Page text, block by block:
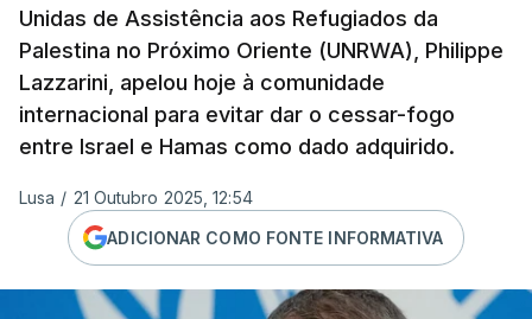
Unidas de Assistência aos Refugiados da
Palestina no Próximo Oriente (UNRWA), Philippe
Lazzarini, apelou hoje à comunidade
internacional para evitar dar o cessar-fogo
entre Israel e Hamas como dado adquirido.
Lusa / 21 Outubro 2025, 12:54
ADICIONAR COMO FONTE INFORMATIVA